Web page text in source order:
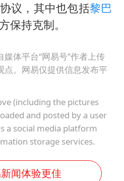
进开新局 实干挑大梁
议，其中也包括黎巴
保持克制。
体平台“网易号”作者上传
点。网易仅提供信息发布平
(including the pictures
and posted by a user
a social media platform
storage services.
闻体验更佳